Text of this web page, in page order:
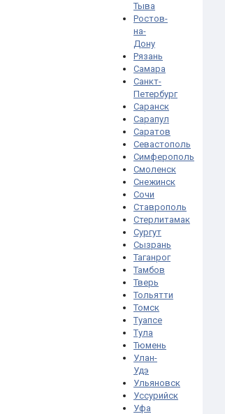
Тыва
Ростов-
на-
Дону
Рязань
Самара
Санкт-
Петербург
Саранск
Сарапул
Саратов
Севастополь
Симферополь
Смоленск
Снежинск
Сочи
Ставрополь
Стерлитамак
Сургут
Сызрань
Таганрог
Тамбов
Тверь
Тольятти
Томск
Туапсе
Тула
Тюмень
Улан-
Удэ
Ульяновск
Уссурийск
Уфа